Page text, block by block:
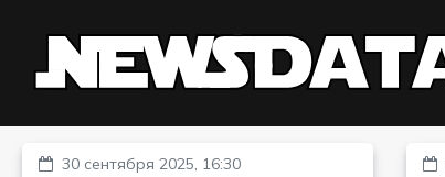
30 сентября 2025, 16:30